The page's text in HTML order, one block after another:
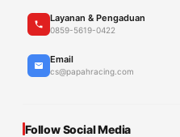
Layanan & Pengaduan
0859-5619-0422
Email
cs@papahracing.com
Follow Social Media